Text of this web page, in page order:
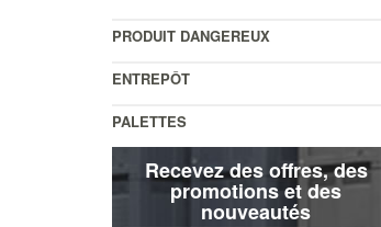
PRODUIT DANGEREUX
ENTREPÔT
PALETTES
Recevez des offres, des
promotions et des
nouveautés